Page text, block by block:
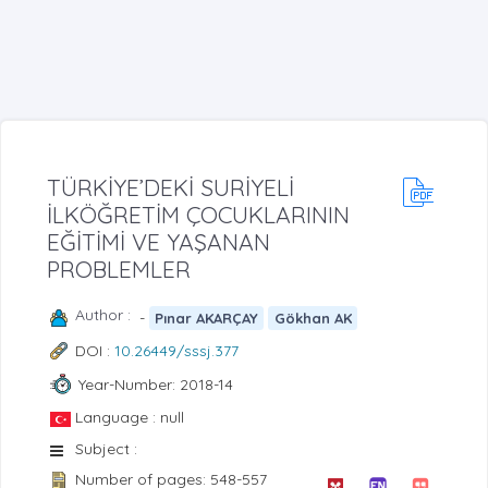
TÜRKİYE’DEKİ SURİYELİ
İLKÖĞRETİM ÇOCUKLARININ
EĞİTİMİ VE YAŞANAN
PROBLEMLER
Author : - Pınar AKARÇAY Gökhan AK
DOI : 10.26449/sssj.377
Year-Number: 2018-14
Language : null
Subject :
Number of pages: 548-557